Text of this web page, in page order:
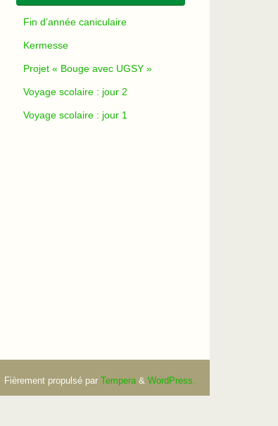
Fin d’année caniculaire
Kermesse
Projet « Bouge avec UGSY »
Voyage scolaire : jour 2
Voyage scolaire : jour 1
Fièrement propulsé par Tempera& WordPress.